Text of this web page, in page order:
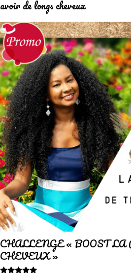
avoir de longs cheveux
CHALLENGE « BOOST LA
CHEVEUX »